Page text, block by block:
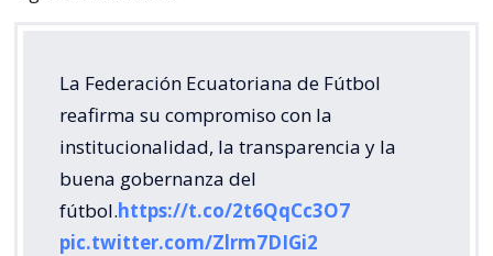
La Federación Ecuatoriana de Fútbol
reafirma su compromiso con la
institucionalidad, la transparencia y la
buena gobernanza del
fútbol.https://t.co/2t6QqCc3O7
pic.twitter.com/Zlrm7DIGi2